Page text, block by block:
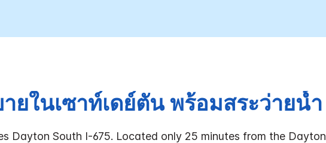
ยในเซาท์เดย์ตัน พร้อมสระว่ายน้ำ
Dayton South I-675. Located only 25 minutes from the Dayton